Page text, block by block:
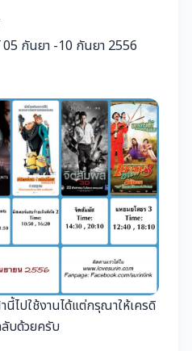
กันยา -10 กันยา 2556
ไปใช้งานได้แต่กรุณาให้เครดิ
บด้วยครับ